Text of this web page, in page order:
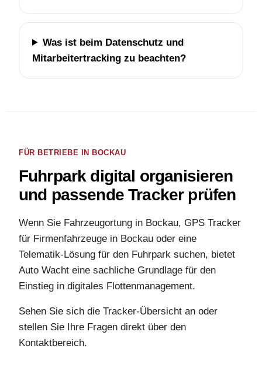
Was ist beim Datenschutz und
Mitarbeitertracking zu beachten?
FÜR BETRIEBE IN BOCKAU
Fuhrpark digital organisieren
und passende Tracker prüfen
Wenn Sie Fahrzeugortung in Bockau, GPS Tracker
für Firmenfahrzeuge in Bockau oder eine
Telematik-Lösung für den Fuhrpark suchen, bietet
Auto Wacht eine sachliche Grundlage für den
Einstieg in digitales Flottenmanagement.
Sehen Sie sich die Tracker-Übersicht an oder
stellen Sie Ihre Fragen direkt über den
Kontaktbereich.